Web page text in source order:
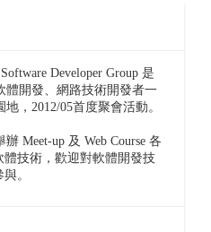
Developer Group 是
體開發、網路技術開發者一
地，2012/05首度聚會活動。
辦 Meet-up 及 Web Course 各
技術，歡迎對軟體開發技
。